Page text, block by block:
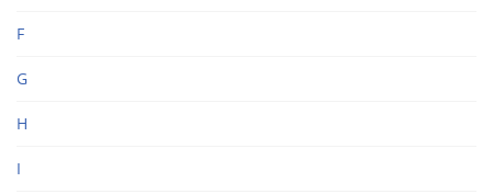
F
G
H
I